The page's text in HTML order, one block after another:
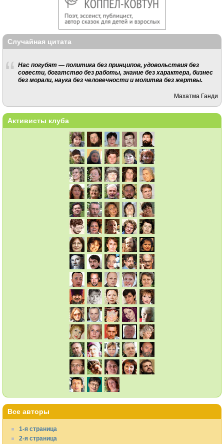
Случайная цитата
Нас погубят — политика без принципов, удовольствия без
совести, богатство без работы, знание без характера, бизнес
без морали, наука без человечности и молитва без жертвы.
Махатма Ганди
Активисты клуба
Все авторы
1-я страница
2-я страница